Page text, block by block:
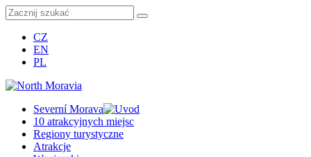
CZ
EN
PL
Severní Morava
10 atrakcyjnych miejsc
Regiony turystyczne
Atrakcje